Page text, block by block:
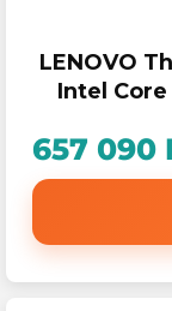
LENOVO
Intel Core
657 090